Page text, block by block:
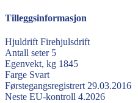
Tilleggsinformasjon
Hjuldrift Firehjulsdrift
Antall seter 5
Egenvekt, kg 1845
Farge Svart
Førstegangsregistrert 29.03.2016
Neste EU-kontroll 4.2026